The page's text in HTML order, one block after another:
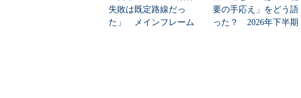
失敗は既定路線だっ
た」 メインフレーム
要の手応え」をどう語
った？ 2026年下半期